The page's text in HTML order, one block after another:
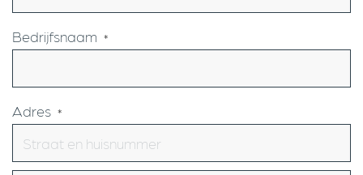
Bedrijfsnaam *
Adres *